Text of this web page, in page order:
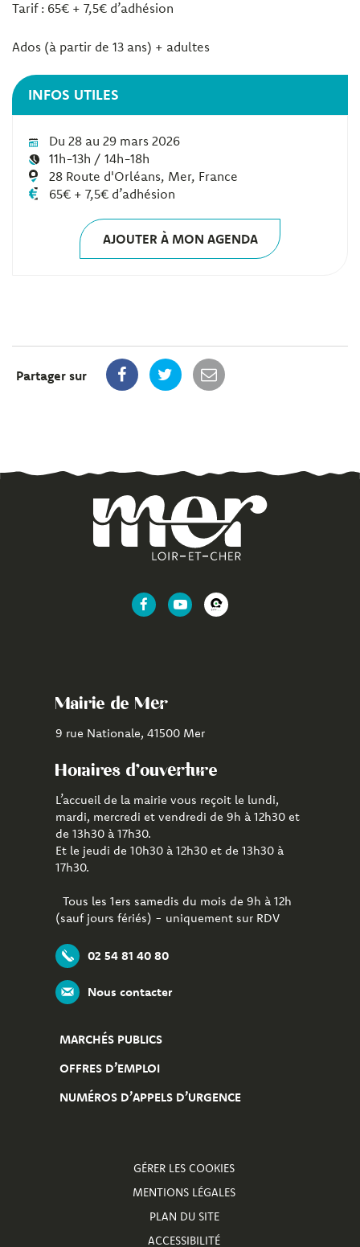
Tarif : 65€ + 7,5€ d’adhésion
Ados (à partir de 13 ans) + adultes
INFOS UTILES
Du 28 au 29 mars 2026
11h-13h / 14h-18h
28 Route d'Orléans, Mer, France
65€ + 7,5€ d’adhésion
AJOUTER À MON AGENDA
Partager sur
Lien
Lien
Lien
Mairie de Mer
9 rue Nationale, 41500 Mer
Horaires d'ouverture
L’accueil de la mairie vous reçoit le lundi,
mardi, mercredi et vendredi de 9h à 12h30 et
de 13h30 à 17h30.
Et le jeudi de 10h30 à 12h30 et de 13h30 à
17h30.
Tous les 1ers samedis du mois de 9h à 12h
(sauf jours fériés) - uniquement sur RDV
02 54 81 40 80
Nous contacter
MARCHÉS PUBLICS
OFFRES D’EMPLOI
NUMÉROS D’APPELS D’URGENCE
GÉRER LES COOKIES
MENTIONS LÉGALES
PLAN DU SITE
ACCESSIBILITÉ